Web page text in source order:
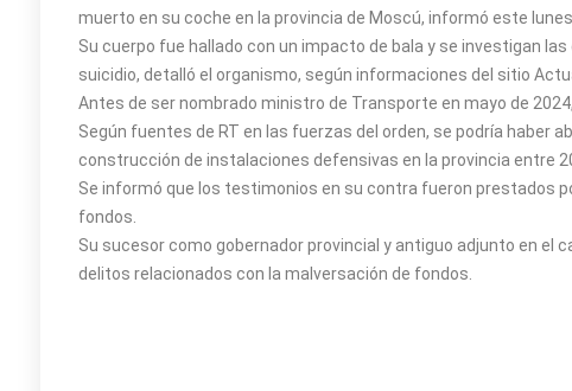
muerto en su coche en la provincia de Moscú, informó este
Su cuerpo fue hallado con un impacto de bala y se investigan
suicidio, detalló el organismo, según informaciones del sitio
Antes de ser nombrado ministro de Transporte en mayo de
Según fuentes de RT en las fuerzas del orden, se podría haber
construcción de instalaciones defensivas en la provincia entre
Se informó que los testimonios en su contra fueron prestados
fondos.
Su sucesor como gobernador provincial y antiguo adjunto en el
delitos relacionados con la malversación de fondos.